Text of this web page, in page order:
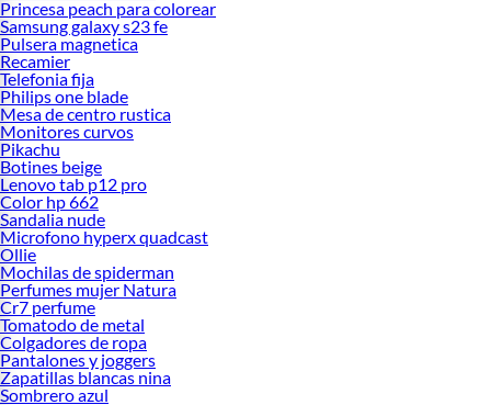
Princesa peach para colorear
Samsung galaxy s23 fe
Pulsera magnetica
Recamier
Telefonia fija
Philips one blade
Mesa de centro rustica
Monitores curvos
Pikachu
Botines beige
Lenovo tab p12 pro
Color hp 662
Sandalia nude
Microfono hyperx quadcast
Ollie
Mochilas de spiderman
Perfumes mujer Natura
Cr7 perfume
Tomatodo de metal
Colgadores de ropa
Pantalones y joggers
Zapatillas blancas nina
Sombrero azul